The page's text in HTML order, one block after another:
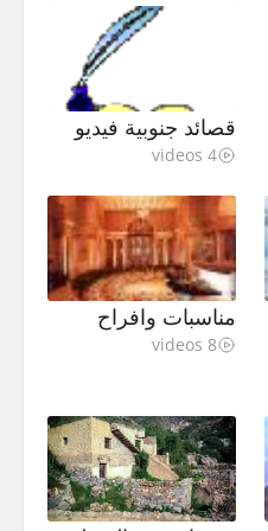
قصائد جنوبية فيديو
4 videos
مناسبات وافراح
8 videos